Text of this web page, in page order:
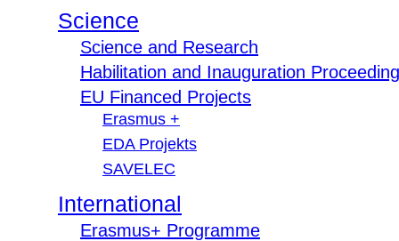
Science
Science and Research
Habilitation and Inauguration
EU Financed Projects
Erasmus +
EDA Projekts
SAVELEC
International
Erasmus+ Programme